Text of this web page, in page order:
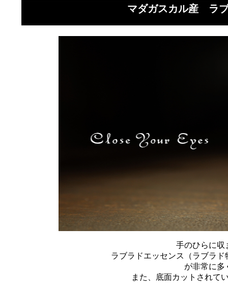
マダガスカル産 ラ
手のひらに収
ラブラドエッセンス（ラブラ
が非常に多
また、底面カットされて